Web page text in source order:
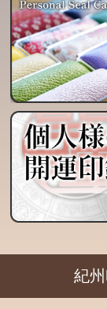
紀